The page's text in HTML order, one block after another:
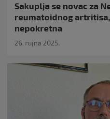
Sakuplja se novac za
reumatoidnog
nepokretna
26. rujna 2025.